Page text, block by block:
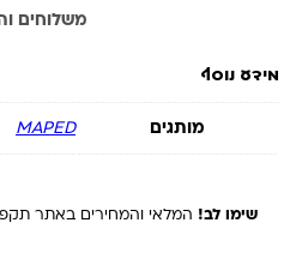
משלוחים
מידע נוסף
מותגים MAPED
שימו לב! המלאי והמחירים באתר